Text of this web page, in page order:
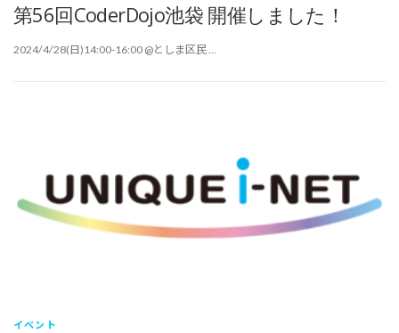
第56回CoderDojo池袋 開催しました！
2024/4/28(日)14:00-16:00 @としま区民 …
イベント